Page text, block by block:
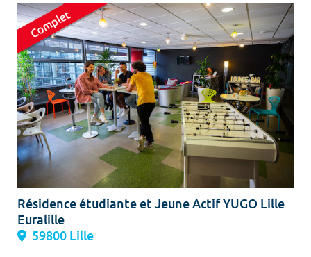
m² m²
Type de location
Colocation
Votre date d'entrée
Chercher
Résidence étudiante et Jeune Actif YUGO Lille
Euralille
59800 Lille